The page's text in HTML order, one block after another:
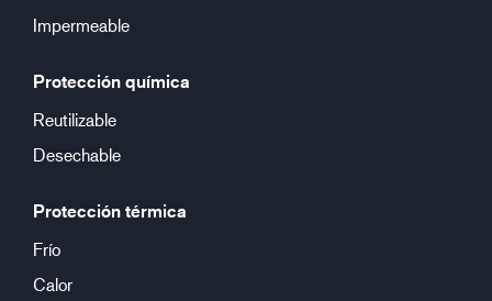
Impermeable
Protección química
Reutilizable
Desechable
Protección térmica
Frío
Calor